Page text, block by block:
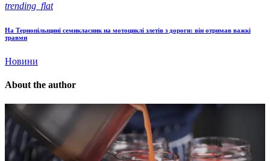
trending_flat
На Тернопільщині семикласник на мотоциклі злетів з дороги: він отримав важкі
травми
Новини
About the author